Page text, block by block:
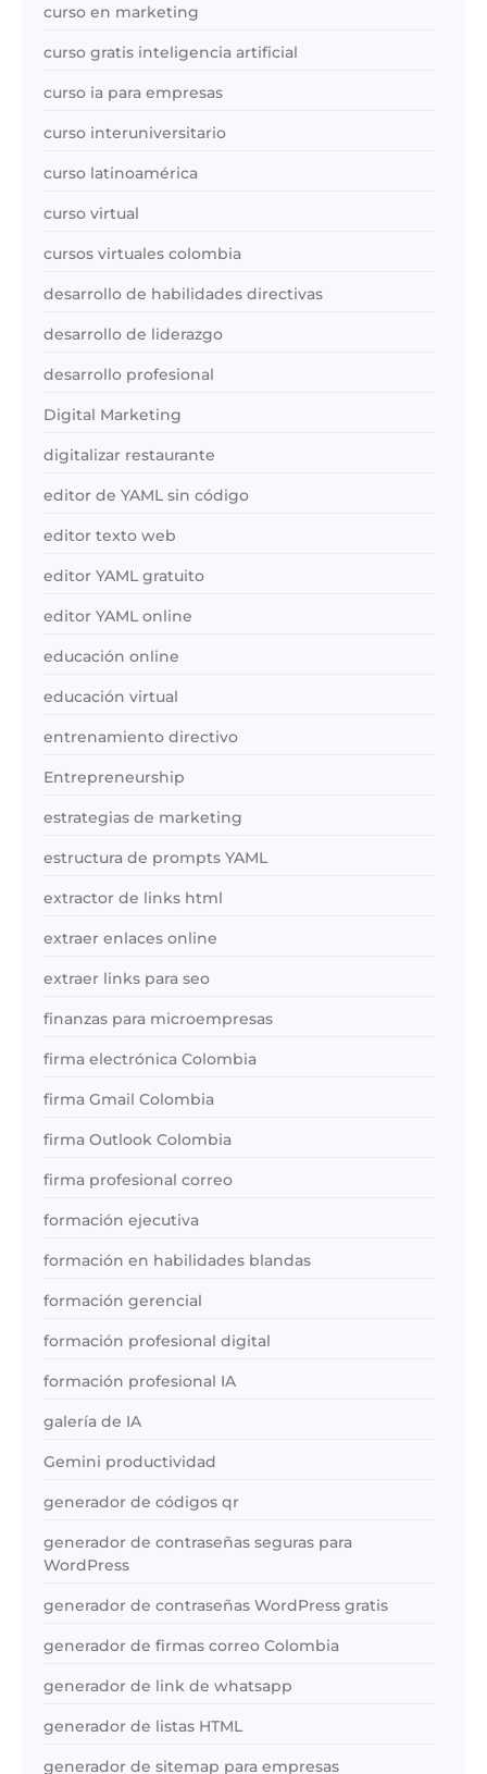
curso en marketing
curso gratis inteligencia artificial
curso ia para empresas
curso interuniversitario
curso latinoamérica
curso virtual
cursos virtuales colombia
desarrollo de habilidades directivas
desarrollo de liderazgo
desarrollo profesional
Digital Marketing
digitalizar restaurante
editor de YAML sin código
editor texto web
editor YAML gratuito
editor YAML online
educación online
educación virtual
entrenamiento directivo
Entrepreneurship
estrategias de marketing
estructura de prompts YAML
extractor de links html
extraer enlaces online
extraer links para seo
finanzas para microempresas
firma electrónica Colombia
firma Gmail Colombia
firma Outlook Colombia
firma profesional correo
formación ejecutiva
formación en habilidades blandas
formación gerencial
formación profesional digital
formación profesional IA
galería de IA
Gemini productividad
generador de códigos qr
generador de contraseñas seguras para
WordPress
generador de contraseñas WordPress gratis
generador de firmas correo Colombia
generador de link de whatsapp
generador de listas HTML
generador de sitemap para empresas